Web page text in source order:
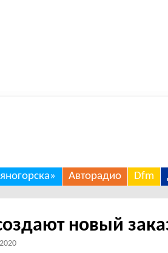
Авторадио Dfm
новый